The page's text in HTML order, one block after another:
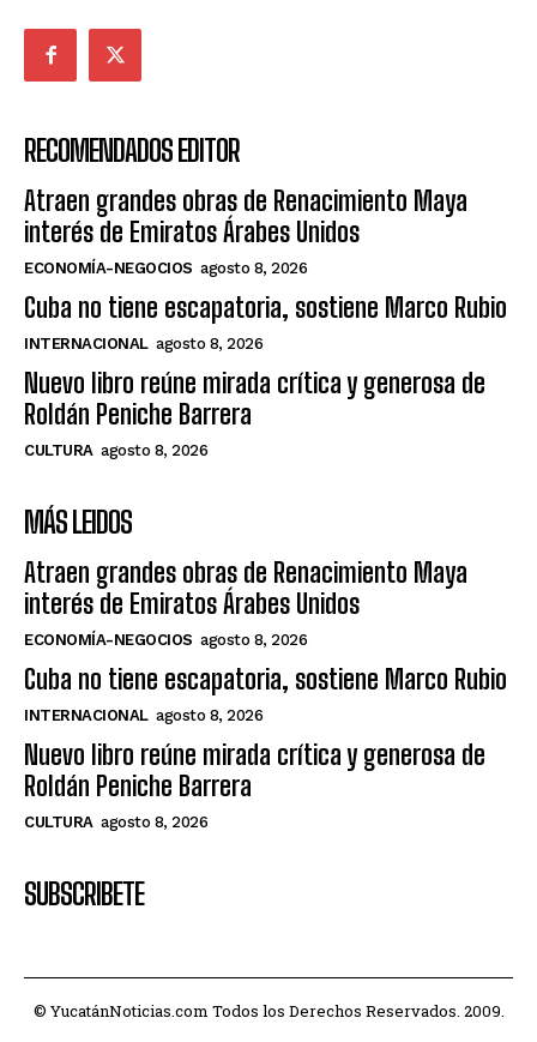
RECOMENDADOS EDITOR
Atraen grandes obras de Renacimiento Maya
interés de Emiratos Árabes Unidos
ECONOMÍA-NEGOCIOS agosto 8, 2026
Cuba no tiene escapatoria, sostiene Marco Rubio
INTERNACIONAL agosto 8, 2026
Nuevo libro reúne mirada crítica y generosa de
Roldán Peniche Barrera
CULTURA agosto 8, 2026
MÁS LEIDOS
Atraen grandes obras de Renacimiento Maya
interés de Emiratos Árabes Unidos
ECONOMÍA-NEGOCIOS agosto 8, 2026
Cuba no tiene escapatoria, sostiene Marco Rubio
INTERNACIONAL agosto 8, 2026
Nuevo libro reúne mirada crítica y generosa de
Roldán Peniche Barrera
CULTURA agosto 8, 2026
SUBSCRIBETE
© YucatánNoticias.com Todos los Derechos Reservados. 2009.